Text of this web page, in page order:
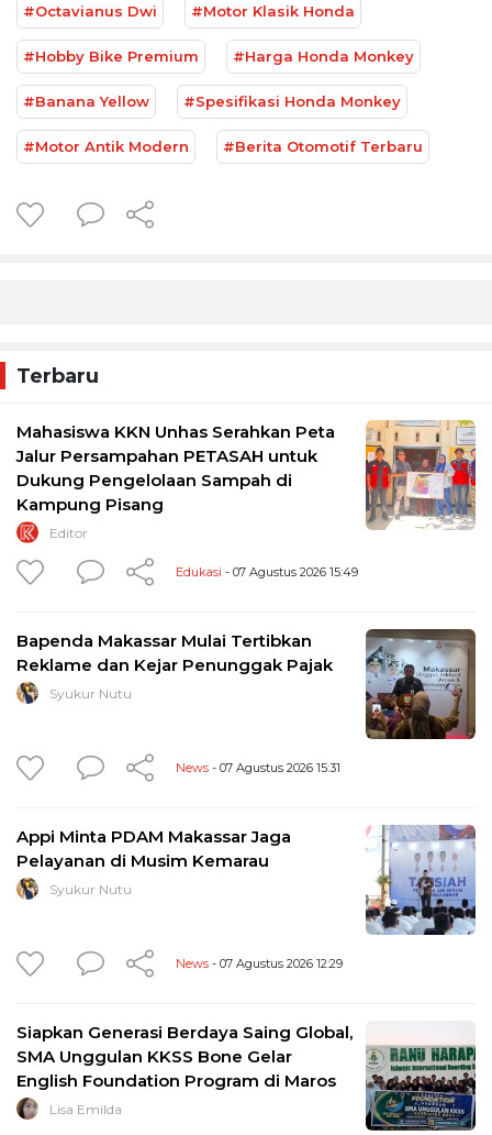
#Octavianus Dwi #Motor Klasik Honda
#Hobby Bike Premium #Harga Honda Monkey
#Banana Yellow #Spesifikasi Honda Monkey
#Motor Antik Modern #Berita Otomotif Terbaru
Terbaru
Mahasiswa KKN Unhas Serahkan Peta
Jalur Persampahan PETASAH untuk
Dukung Pengelolaan Sampah di
Kampung Pisang
Editor
Edukasi - 07 Agustus 2026 15:49
Bapenda Makassar Mulai Tertibkan
Reklame dan Kejar Penunggak Pajak
Syukur Nutu
News - 07 Agustus 2026 15:31
Appi Minta PDAM Makassar Jaga
Pelayanan di Musim Kemarau
Syukur Nutu
News - 07 Agustus 2026 12:29
Siapkan Generasi Berdaya Saing Global,
SMA Unggulan KKSS Bone Gelar
English Foundation Program di Maros
Lisa Emilda